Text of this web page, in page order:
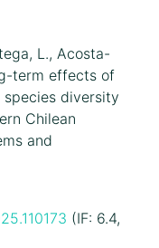
L., Acosta-
term effects of
species diversity
Chilean
and
(IF: 6.4,